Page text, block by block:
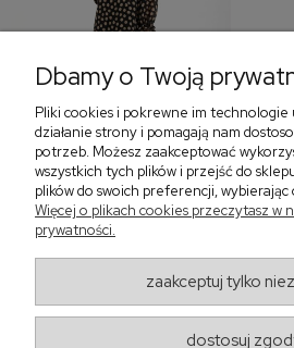
Sukienka z falbaną i
bufiastym rękawem w
405,30 zł
‹
Dbamy o Twoją
Pliki cookies i pokrewne im technologie
działanie strony i pomagają nam
potrzeb. Możesz zaakceptować
wszystkich tych plików i przejść do
plików do swoich preferencji,
Więcej o plikach cookies przeczytasz w
prywatności.
zaakceptuj tylko
dostosuj